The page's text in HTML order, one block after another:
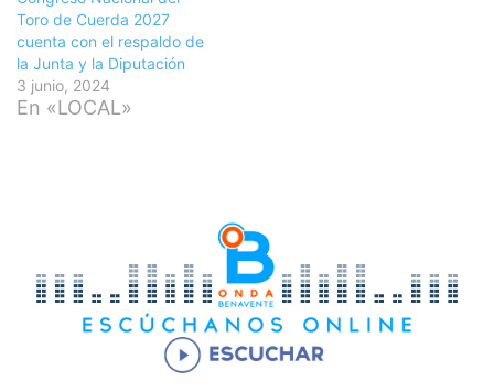
Toro de Cuerda 2027
cuenta con el respaldo de
la Junta y la Diputación
3 junio, 2024
En «LOCAL»